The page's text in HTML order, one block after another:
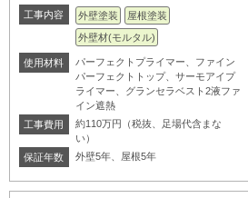
工事内容 外壁塗装
屋根塗装
外壁材(モルタル)
使用材料
パーフェクトプライマー、ファイン
パーフェクトトップ、サーモアイプ
ライマー、グランセラベスト2液ファ
イン遮熱
工事費用
約110万円（税抜、足場代含まな
い）
保証年数
外壁5年、屋根5年